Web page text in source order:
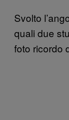
Svolto
quali due
foto ricordo